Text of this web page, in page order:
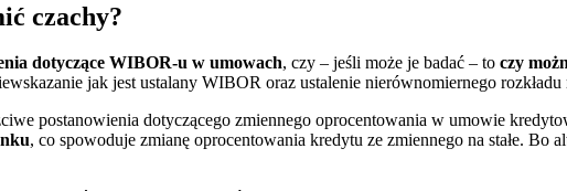
czachy?
dotyczące WIBOR-u w umowach, czy – jeśli może je badać – to czy
jak jest ustalany WIBOR oraz ustalenie nierównomiernego
postanowienia dotyczącego zmiennego oprocentowania w umowie
, co spowoduje zmianę oprocentowania kredytu ze zmiennego na stałe.